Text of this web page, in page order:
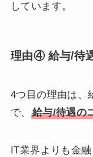
しています。
理由④ 給与/待
4つ目の理由は、
で、
給与/待遇の
IT業界よりも金